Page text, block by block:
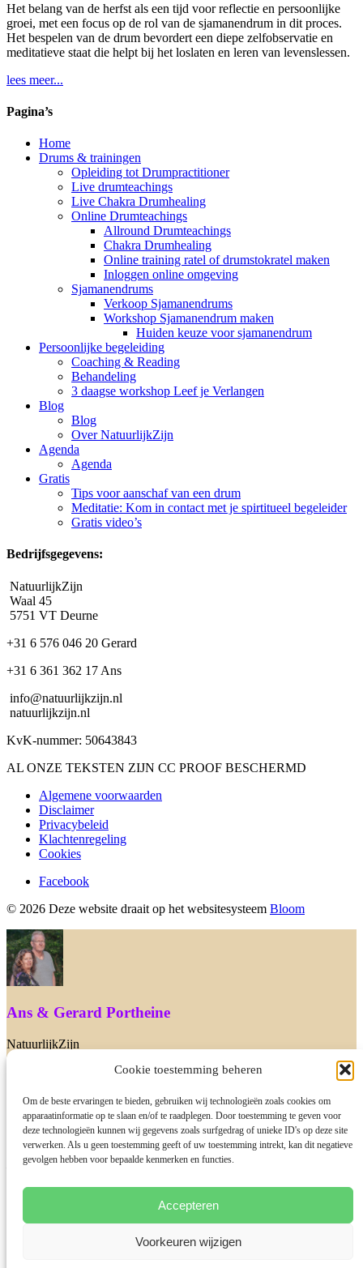
Cookie toestemming beheren
Om de beste ervaringen te bieden, gebruiken wij technologieën zoals cookies om
apparaatinformatie op te slaan en/of te raadplegen. Door toestemming te geven voor
deze technologieën kunnen wij gegevens zoals surfgedrag of unieke ID's op deze site
verwerken. Als u geen toestemming geeft of uw toestemming intrekt, kan dit negatieve
gevolgen hebben voor bepaalde kenmerken en functies.
Accepteren
Voorkeuren wijzigen
Het belang van de herfst als een tijd voor reflectie en persoonlijke
groei, met een focus op de rol van de sjamanendrum in dit proces.
Het bespelen van de drum bevordert een diepe zelfobservatie en
meditatieve staat die helpt bij het loslaten en leren van levenslessen.
lees meer...
Pagina’s
Home
Drums & trainingen
Opleiding tot Drumpractitioner
Live drumteachings
Live Chakra Drumhealing
Online Drumteachings
Allround Drumteachings
Chakra Drumhealing
Online training ratel of drumstokratel maken
Inloggen online omgeving
Sjamanendrums
Verkoop Sjamanendrums
Workshop Sjamanendrum maken
Huiden keuze voor sjamanendrum
Persoonlijke begeleiding
Coaching & Reading
Behandeling
3 daagse workshop Leef je Verlangen
Blog
Blog
Over NatuurlijkZijn
Agenda
Agenda
Gratis
Tips voor aanschaf van een drum
Meditatie: Kom in contact met je spirtitueel begeleider
Gratis video’s
Bedrijfsgegevens:
NatuurlijkZijn
Waal 45
5751 VT Deurne
+31 6 576 046 20 Gerard
+31 6 361 362 17 Ans
info@natuurlijkzijn.nl
natuurlijkzijn.nl
KvK-nummer: 50643843
AL ONZE TEKSTEN ZIJN CC PROOF BESCHERMD
Algemene voorwaarden
Disclaimer
Privacybeleid
Klachtenregeling
Cookies
Facebook
© 2026 Deze website draait op het websitesysteem Bloom
Ans & Gerard Portheine
NatuurlijkZijn
We zijn er nu niet. Heb je een vraag dan mag je ons ook mailen via
Gerard in. Dat mag natuurlijk ook! Tot snel
Leuk je hier te zien!
Wij zijn Gerard & Ans van NatuurlijkZijn. Heb je een vraag dan
Wij proberen zo snel mogelijk te reageren!